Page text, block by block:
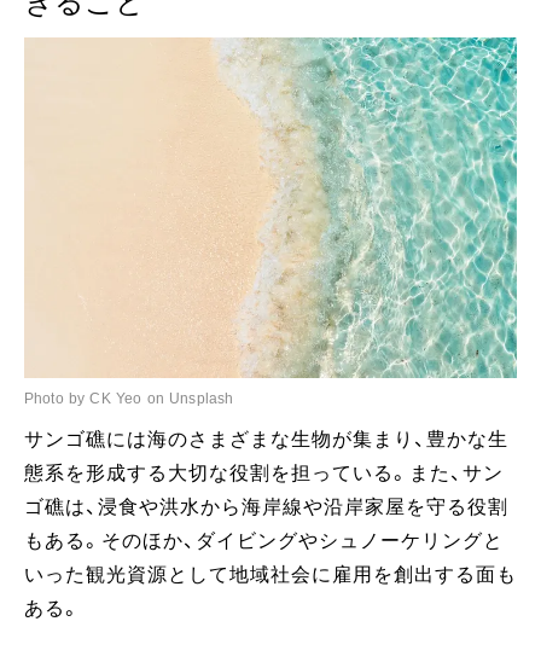
Photo by CK Yeo on Unsplash
サンゴ礁には海のさまざまな生物が集まり、豊かな生
態系を形成する大切な役割を担っている。また、サン
ゴ礁は、浸食や洪水から海岸線や沿岸家屋を守る役割
もある。そのほか、ダイビングやシュノーケリングと
いった観光資源として地域社会に雇用を創出する面も
ある。